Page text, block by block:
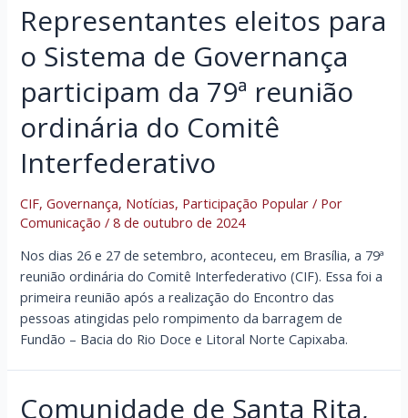
Representantes eleitos para
o Sistema de Governança
participam da 79ª reunião
ordinária do Comitê
Interfederativo
CIF,Governança, Notícias, Participação Popular / Por
Comunicação/8 de outubro de 2024
Nos dias 26 e 27 de setembro, aconteceu, em Brasília, a 79ª
reunião ordinária do Comitê Interfederativo (CIF). Essa foi a
primeira reunião após a realização do Encontro das
pessoas atingidas pelo rompimento da barragem de
Fundão – Bacia do Rio Doce e Litoral Norte Capixaba.
Comunidade de Santa Rita,